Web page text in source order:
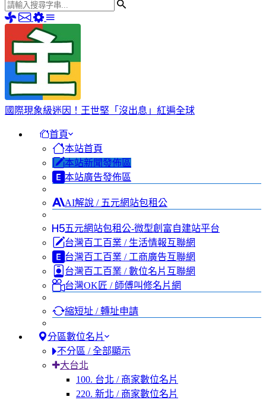
國際現象級迷因！王世堅「沒出息」紅遍全球
首頁
本站首頁
本站新聞發佈區
本站廣告發佈區
AI解說 / 五元網站包租公
五元網站包租公-微型創富自建站平台
台灣百工百業 / 生活情報互聯網
台灣百工百業 / 工商廣告互聯網
台灣百工百業 / 數位名片互聯網
台灣OK匠 / 師傅叫修名片網
縮短址 / 轉址申請
分區數位名片
不分區 / 全部顯示
大台北
100. 台北 / 商家數位名片
220. 新北 / 商家數位名片